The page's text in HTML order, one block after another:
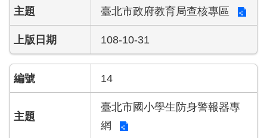
專
請
案
件
火
臺北市政府教育局查核專區
108-10-31
14
臺北市國小學生防身警報器專
網